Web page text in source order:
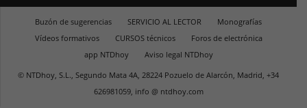
Buzón de sugerencias SERVICIO AL LECTOR
Monografías
Vídeos formativos
CURSOS técnicos
Foros de electrónica
app NTDhoy
Aviso legal NTDhoy
© NTDhoy, S.L., Segundo Mata 4A, 28224 Pozuelo de Alarcón, Madrid, +34
626981059, info @ ntdhoy.com